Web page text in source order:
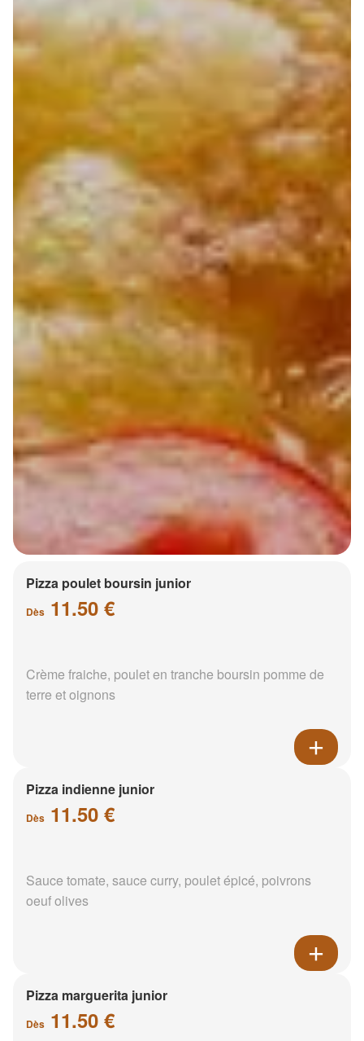
Pizza poulet boursin junior
Dès 11.50 €
Crème fraiche, poulet en tranche boursin pomme de
terre et oignons
Pizza indienne junior
Dès 11.50 €
Sauce tomate, sauce curry, poulet épicé, poivrons
oeuf olives
Pizza marguerita junior
Dès 11.50 €